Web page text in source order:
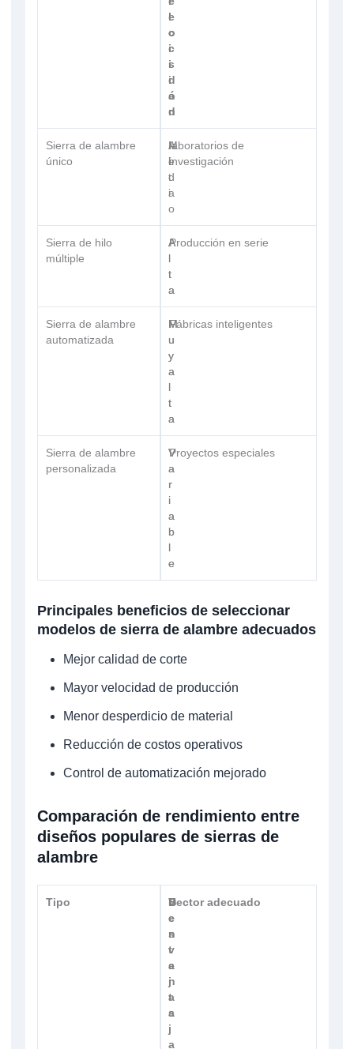
l
o
c
i
d
a
d
e
c
i
s
i
ó
n
Sierra de alambre
único
M
e
d
i
o
A
l
t
a
laboratorios de
investigación
Sierra de hilo
múltiple
A
l
t
a
A
l
t
a
Producción en serie
Sierra de alambre
automatizada
M
u
y
a
l
t
a
M
u
y
a
l
t
a
Fábricas inteligentes
Sierra de alambre
personalizada
V
a
r
i
a
b
l
e
V
a
r
i
a
b
l
e
Proyectos especiales
Principales beneficios de seleccionar
modelos de sierra de alambre adecuados
Mejor calidad de corte
Mayor velocidad de producción
Menor desperdicio de material
Reducción de costos operativos
Control de automatización mejorado
Comparación de rendimiento entre
diseños populares de sierras de
alambre
Tipo
V
e
n
t
a
j
a
s
D
e
s
v
e
n
t
a
j
a
Sector adecuado